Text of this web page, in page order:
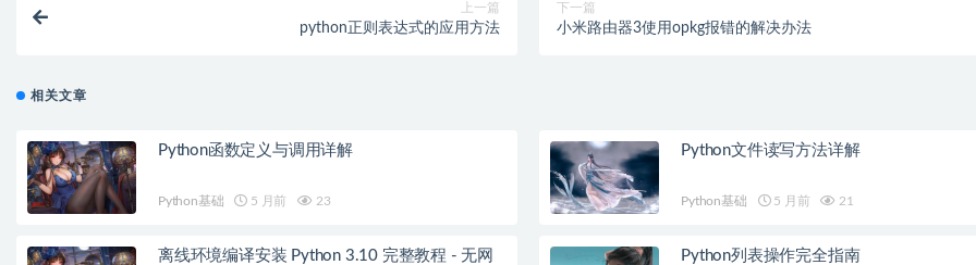
上一篇
python正则表达式的应用方法
下一篇
小米路由器3使用opkg报错的解决办法
相关文章
Python函数定义与调用详解
Python基础 5 月前 23
Python文件读写方法详解
Python基础 5 月前 21
离线环境编译安装 Python 3.10 完整教程 - 无网
Python列表操作完全指南